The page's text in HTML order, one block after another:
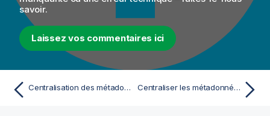
savoir.
Laissez vos commentaires ici
Centralisation des métadonnées Couchbase Centraliser les métadonnées de Cassandra